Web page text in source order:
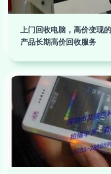
上门回收电脑，高价变现
产品长期高价回收服务